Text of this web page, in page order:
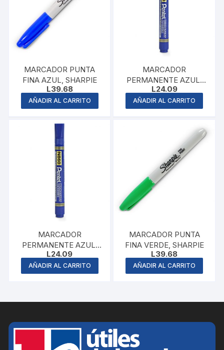
MARCADOR PUNTA
FINA AZUL, SHARPIE
L39.68
AÑADIR AL CARRITO
MARCADOR
PERMANENTE AZUL,
PENTEL
L24.09
AÑADIR AL CARRITO
MARCADOR
PERMANENTE AZUL,
PENTEL
L24.09
AÑADIR AL CARRITO
MARCADOR PUNTA
FINA VERDE, SHARPIE
L39.68
AÑADIR AL CARRITO